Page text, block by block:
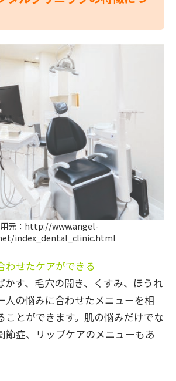
元：http://www.angel-
index_dental_clinic.html
せたケアができる
かす、毛穴の開き、くすみ、ほうれ
人の悩みに合わせたメニューを相
ことができます。肌の悩みだけでな
節症、リップケアのメニューもあ